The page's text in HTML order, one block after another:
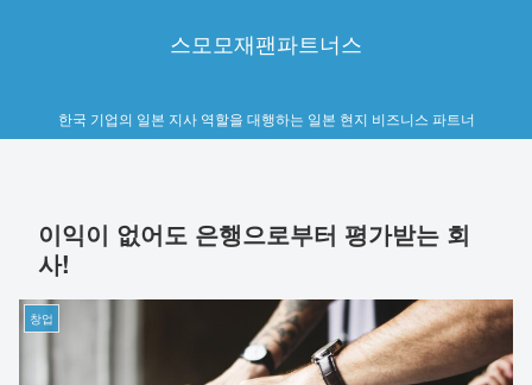
스모모재팬파트너스
한국 기업의 일본 지사 역할을 대행하는 일본 현지 비즈니스 파트너
이익이 없어도 은행으로부터 평가받는 회
사!
창업